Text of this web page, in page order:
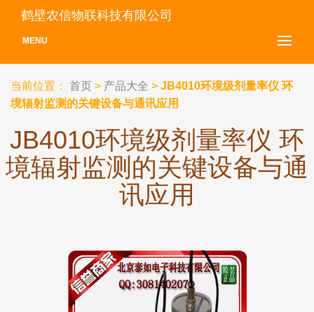
鹤壁农信物联科技有限公司
MENU
当前位置： 首页 > 产品大全 > JB4010环境级剂量率仪 环
境辐射监测的关键设备与通讯应用
JB4010环境级剂量率仪 环
境辐射监测的关键设备与通
讯应用